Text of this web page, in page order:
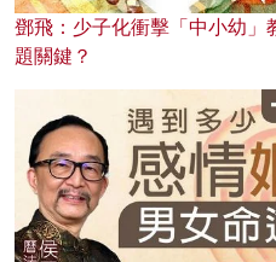
鄧飛：少子化衝擊「中小幼」
題關鍵？